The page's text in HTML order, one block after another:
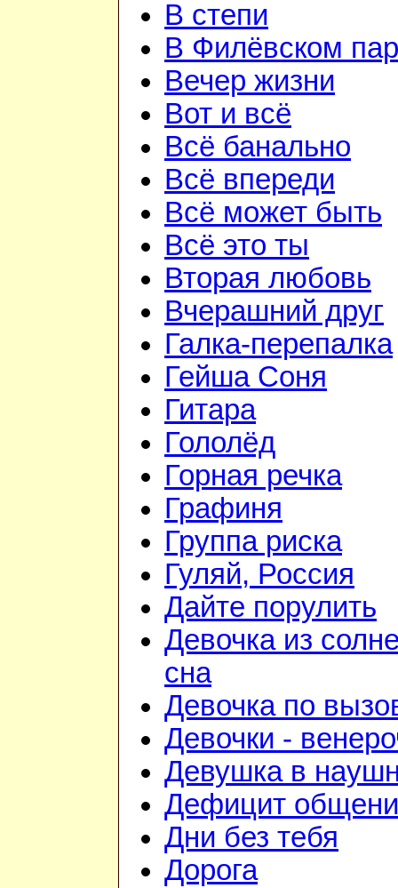
В степи
В Филёвском
Вечер жизни
Вот и всё
Всё банально
Всё впереди
Всё может быть
Всё это ты
Вторая любовь
Вчерашний друг
Галка-перепалка
Гейша Соня
Гитара
Гололёд
Горная речка
Графиня
Группа риска
Гуляй, Россия
Дайте порулить
Девочка из
сна
Девочка по
Девочки -
Девушка в
Дефицит
Дни без тебя
Дорога